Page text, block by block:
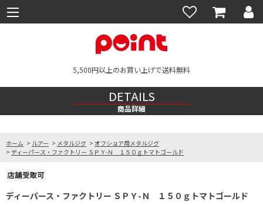
5,500円以上のお買い上げで送料無料
DETAILS
商品詳細
ホーム > ルアー > メタルジグ > オフショア用メタルジグ
> ディーパース・ファクトリー ＳＰＹ-Ｎ １５０ｇトマトゴールド
ディーパース・ファクトリー ＳＰＹ-Ｎ １５０ｇトマトゴールド